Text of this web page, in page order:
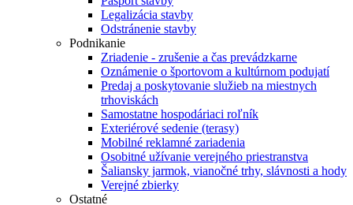
Legalizácia stavby
Odstránenie stavby
Podnikanie
Zriadenie - zrušenie a čas prevádzkarne
Oznámenie o športovom a kultúrnom podujatí
Predaj a poskytovanie služieb na miestnych
trhoviskách
Samostatne hospodáriaci roľník
Exteriérové sedenie (terasy)
Mobilné reklamné zariadenia
Osobitné užívanie verejného priestranstva
Šaliansky jarmok, vianočné trhy, slávnosti a hody
Verejné zbierky
Ostatné